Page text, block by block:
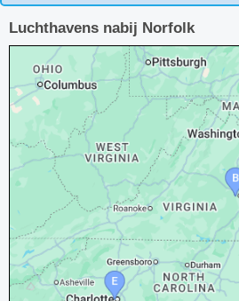
Luchthavens nabij Norfolk